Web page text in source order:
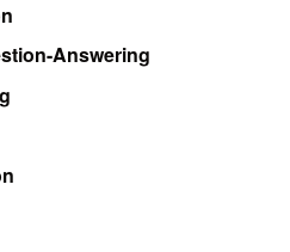
Answering